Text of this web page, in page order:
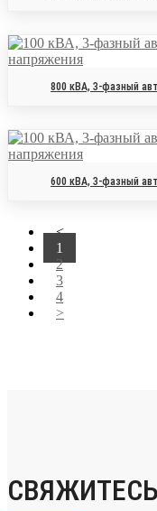
800 кВА, 3-фазный
600 кВА, 3-фазный
<
1
2
3
4
>